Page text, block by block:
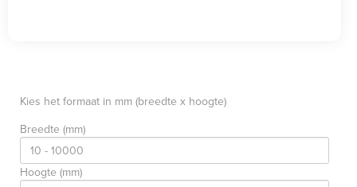
Kies het formaat in mm (breedte x hoogte)
Breedte (mm)
Hoogte (mm)